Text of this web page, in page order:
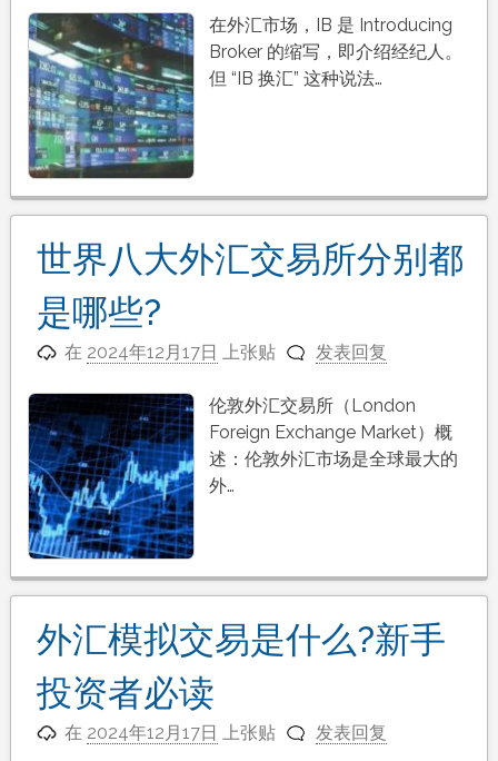
在外汇市场，IB 是 Introducing
Broker 的缩写，即介绍经纪人。
但 “IB 换汇” 这种说法…
世界八大外汇交易所分别都
是哪些?
在 2024年12月17日 上张贴 发表回复
伦敦外汇交易所（London
Foreign Exchange Market）概
述：伦敦外汇市场是全球最大的
外…
外汇模拟交易是什么?新手
投资者必读
在 2024年12月17日 上张贴 发表回复